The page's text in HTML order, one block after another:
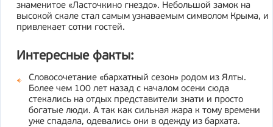
знаменитое «Ласточкино гнездо». Небольшой замок на
высокой скале стал самым узнаваемым символом Крыма, и
привлекает сотни гостей.
Интересные факты:
Словосочетание «бархатный сезон» родом из Ялты.
Более чем 100 лет назад с началом осени сюда
стекались на отдых представители знати и просто
богатые люди. А так как сильная жара к тому времени
уже спадала, одевались они в одежду из бархата.